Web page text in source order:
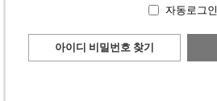
자동로그인
아이디 비밀번호 찾기